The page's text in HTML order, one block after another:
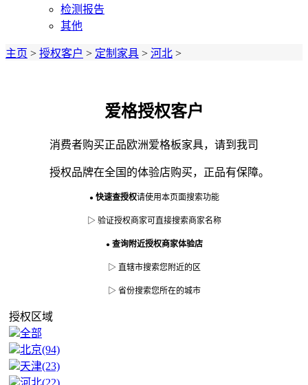
检测报告
其他
主页 > 授权客户 > 定制家具 > 河北 >
爱格授权客户
消费者购买正品欧洲爱格板家具， 请到我司
授权品牌在全国的体验店购买，正品有保障。
● 快速查授权请使用本页面搜索功能
▷ 验证授权商家可直接搜索商家名称
● 查询附近授权商家体验店
▷ 直辖市搜索您附近的区
▷ 省份搜索您所在的城市
授权区域
全部
北京(94)
天津(23)
河北(22)